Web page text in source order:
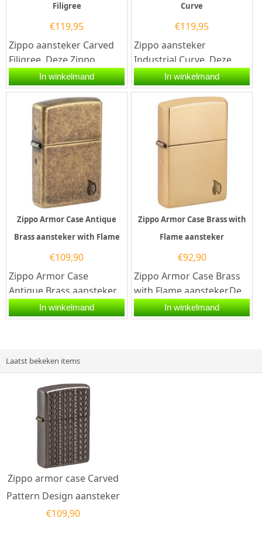
Filigree
€119,95
Zippo aansteker Carved
Filigree. Deze Zippo
aansteker heeft een
hoogglans afwerking en
aan de...
In winkelmand
Curve
€119,95
Zippo aansteker
Industrial Curve. Deze
Zippo aansteker heeft
een hoogglans afwerking
en aan de...
In winkelmand
Zippo Armor Case Antique
Brass aansteker with Flame
€109,90
Zippo Armor Case
Antique Brass aansteker
with Flame.Deze Zippo
aansteker heeft een
In winkelmand
Zippo Armor Case Brass with
Flame aansteker
€92,90
Zippo Armor Case Brass
with Flame aansteker.De
Zippo Armor Case Brass
with Flame aansteker
In winkelmand
Laatst bekeken items
Zippo armor case Carved
Pattern Design aansteker
€109,90